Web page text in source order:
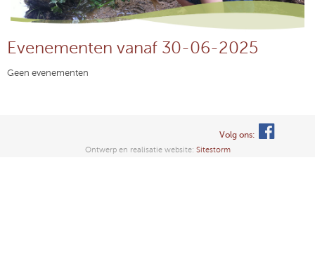
Evenementen vanaf 30-06-2025
Geen evenementen
Volg ons:
Ontwerp en realisatie website: Sitestorm